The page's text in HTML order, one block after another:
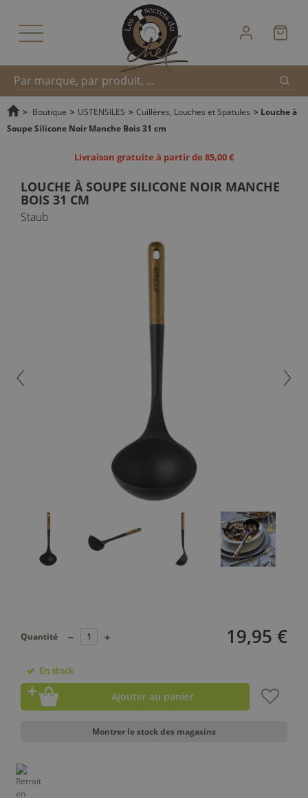
Recherche
> Boutique > USTENSILES > Cuillères, Louches et Spatules > Louche à
Soupe Silicone Noir Manche Bois 31 cm
Livraison gratuite à partir de 85,00 €
LOUCHE À SOUPE SILICONE NOIR MANCHE
BOIS 31 CM
Staub
19,95 €
Quantité
En stock
Ajouter au panier
Montrer le stock des magasins